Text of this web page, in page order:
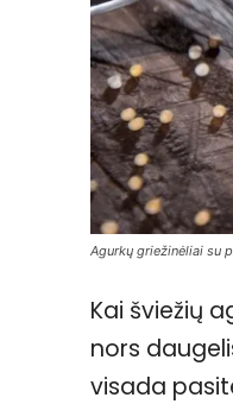
Agurkų griežinėliai su
Kai šviežių
nors
visada